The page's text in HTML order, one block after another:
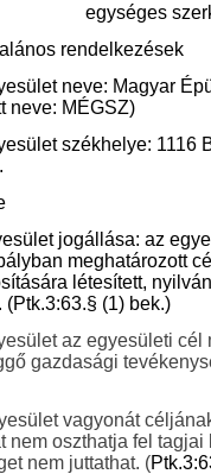
egységes
rendelkezések
neve: Magyar
neve: MÉGSZ)
székhelye: 1116
jogállása: az
meghatározott
létesített,
(Ptk.3:63.§ (1) bek.)
az egyesületi cél
gazdasági
vagyonát
nem oszthatja fel tagjai
nem juttathat. (